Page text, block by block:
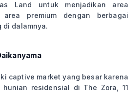
Land untuk menjadikan area
premium dengan berbagai
dalamnya.
captive market yang besar karena
residensial di The Zora, 11